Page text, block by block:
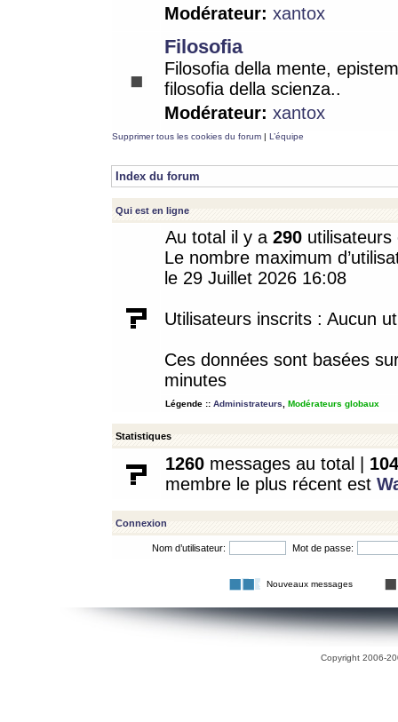
Modérateur: xantox
Filosofia
Filosofia della mente,
filosofia della scienza..
Modérateur: xantox
Supprimer tous les cookies du forum | L’équipe
Index du forum
Qui est en ligne
Au total il y a 290
Le nombre maximum
le 29 Juillet 2026 16:08
Utilisateurs inscrits : Aucun
Ces données sont basées
minutes
Légende :: Administrateurs Modérateurs globaux
Statistiques
1260 messages au total | 104
membre le plus récent est
Connexion
Nom d’utilisateur: Mot de passe:
Nouveaux messages
Copyright 2006-